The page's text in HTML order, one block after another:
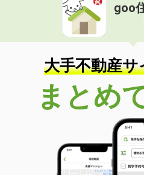
goo
大手不動産サ
まとめ